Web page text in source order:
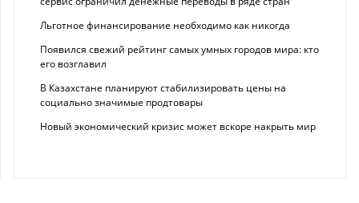
Льготное финансирование необходимо как никогда
Появился свежий рейтинг самых умных городов мира: кто
его возглавил
В Казахстане планируют стабилизировать цены на
социально значимые продтовары
Новый экономический кризис может вскоре накрыть мир